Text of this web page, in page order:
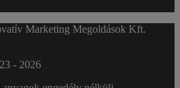
Marketing Megoldások Kft.
- 2026